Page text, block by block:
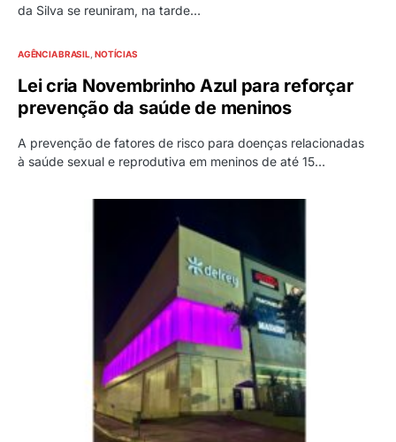
da Silva se reuniram, na tarde…
AGÊNCIA BRASIL NOTÍCIAS
Lei cria Novembrinho Azul para reforçar
prevenção da saúde de meninos
A prevenção de fatores de risco para doenças relacionadas
à saúde sexual e reprodutiva em meninos de até 15…